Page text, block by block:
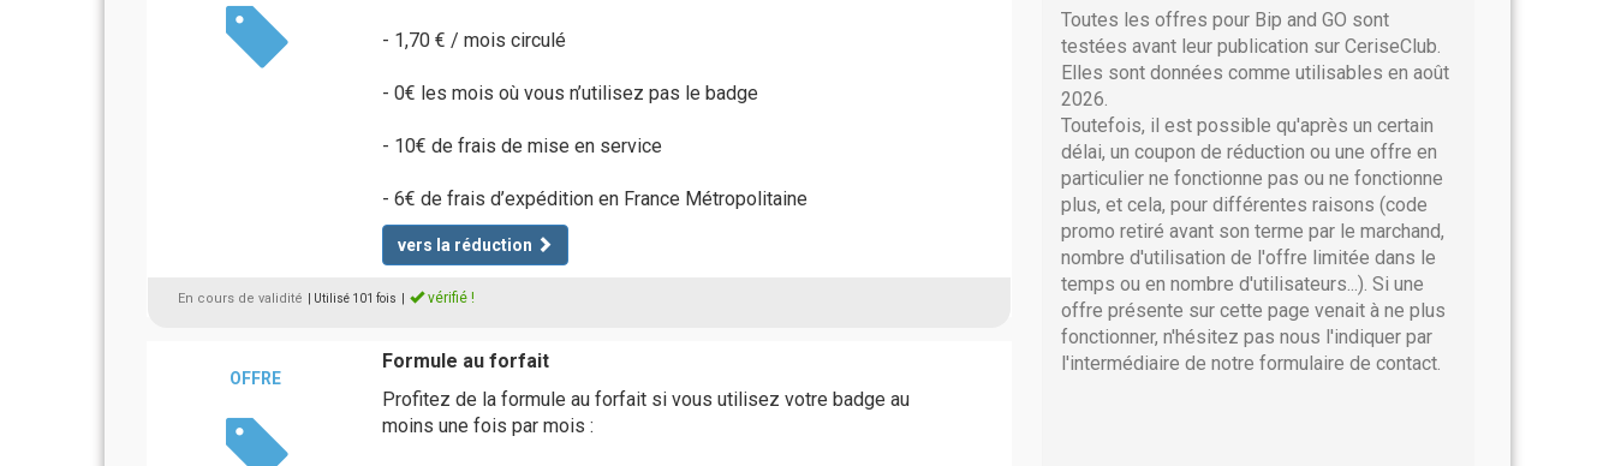
- 1,70 € / mois circulé
- 0€ les mois où vous n’utilisez pas le badge
- 10€ de frais de mise en service
- 6€ de frais d’expédition en France Métropolitaine
vers la réduction
En cours de validité | Utilisé 101 fois vérifié !
OFFRE
Formule au forfait
Profitez de la formule au forfait si vous utilisez votre badge au
moins une fois par mois :
Toutes les offres pour Bip and GO sont
testées avant leur publication sur CeriseClub.
Elles sont données comme utilisables en août
2026.
Toutefois, il est possible qu'après un certain
délai, un coupon de réduction ou une offre en
particulier ne fonctionne pas ou ne fonctionne
plus, et cela, pour différentes raisons (code
promo retiré avant son terme par le marchand,
nombre d'utilisation de l'offre limitée dans le
temps ou en nombre d'utilisateurs...). Si une
offre présente sur cette page venait à ne plus
fonctionner, n'hésitez pas nous l'indiquer par
l'intermédiaire de notre formulaire de contact.